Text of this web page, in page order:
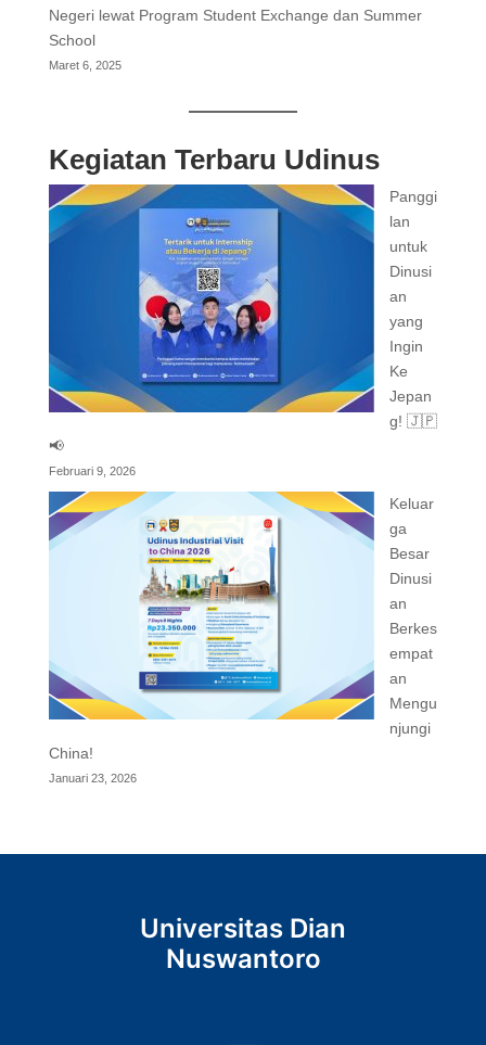
Negeri lewat Program Student Exchange dan Summer
School
Maret 6, 2025
Kegiatan Terbaru Udinus
Panggi
lan
untuk
Dinusi
an
yang
Ingin
Ke
Jepan
g! 🇯🇵
📢
Februari 9, 2026
Keluar
ga
Besar
Dinusi
an
Berkes
empat
an
Mengu
njungi
China!
Januari 23, 2026
Universitas Dian
Nuswantoro